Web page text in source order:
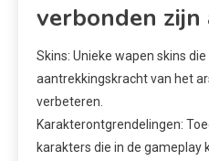
verbonden zijn
Skins: Unieke wapen skins
aantrekkingskracht van het
verbeteren.
Karakterontgrendelingen:
karakters die in de gameplay